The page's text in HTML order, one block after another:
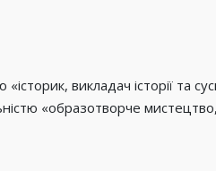
викладач історії та
«образотворче